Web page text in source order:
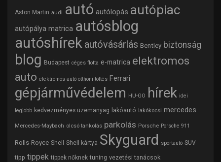
Aston Martin audi autó autólopás autópiac
autópálya matrica autósblog
autóshírek autóvásárlás Bentley biztonság
blog Budapest céges flotta e-matrica elektromos
auto elektromos autó otthoni töltés Ferrari
gépjárművédelem HU-GO hírek idei
legjobb kedvezményes üzemanyag lakóautó lakókocsi mercedes
Mercedes-Maybach olcsó tankolás parkolás Porsche Porsche 911
Rolls-Royce Shell Shell kártya Skyguard sportautó SUV
tipp tippek tippek nőknek tuning vezetési tanácsok